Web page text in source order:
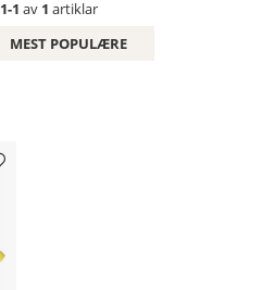
1-1 av 1 artiklar
MEST POPULÆRE